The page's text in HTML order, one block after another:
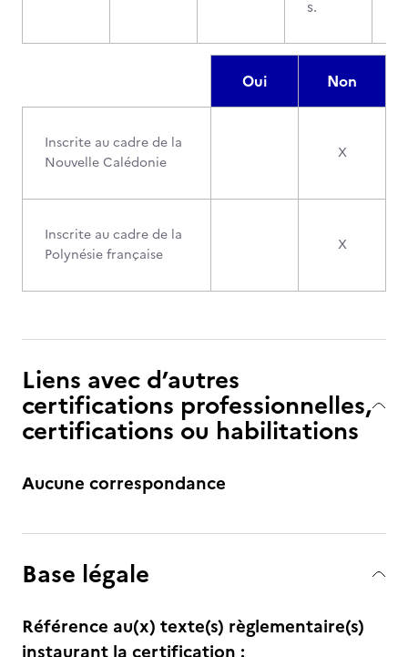
s.
Oui Non
Inscrite au cadre de la
Nouvelle Calédonie
X
Inscrite au cadre de la
Polynésie française
X
Liens avec d’autres
certifications professionnelles,
certifications ou habilitations
Aucune correspondance
Base légale
Référence au(x) texte(s) règlementaire(s)